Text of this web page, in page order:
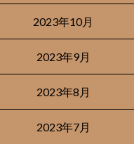
2023年10月
2023年9月
2023年8月
2023年7月